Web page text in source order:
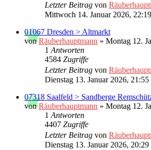
Letzter Beitrag von
Mittwoch 14. Januar 2026, 22:19
01067 Dresden > Altmarkt
vonRäuberhauptmann » Montag 12.
1 Antworten
4584 Zugriffe
Letzter Beitrag von
Dienstag 13. Januar 2026, 21:55
07318 Saalfeld > Sandberge
vonRäuberhauptmann » Montag 12.
1 Antworten
4407 Zugriffe
Letzter Beitrag von
Dienstag 13. Januar 2026, 20:29